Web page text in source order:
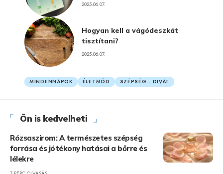
2025.06.07.
Hogyan kell a vágódeszkát
tisztítani?
2025.06.07.
MINDENNAPOK ÉLETMÓD SZÉPSÉG - DIVAT
Ön is kedvelheti
Rózsaszirom: A természetes szépség
forrása és jótékony hatásai a bőrre és
lélekre